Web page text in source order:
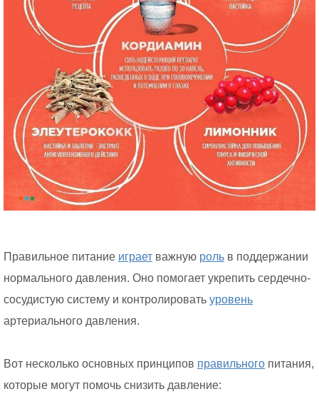
Правильное питание играет важную роль в поддержании
нормального давления. Оно помогает укрепить сердечно-
сосудистую систему и контролировать уровень
артериального давления.
Вот несколько основных принципов правильного питания,
которые могут помочь снизить давление: